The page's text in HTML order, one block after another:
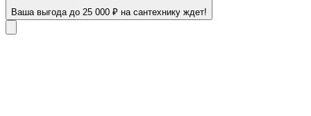
Ваша выгода до 25 000 ₽ на сантехнику ждет!